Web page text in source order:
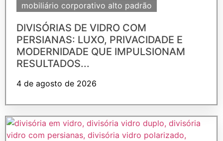
mobiliário corporativo alto padrão
DIVISÓRIAS DE VIDRO COM
PERSIANAS: LUXO, PRIVACIDADE E
MODERNIDADE QUE IMPULSIONAM
RESULTADOS...
4 de agosto de 2026